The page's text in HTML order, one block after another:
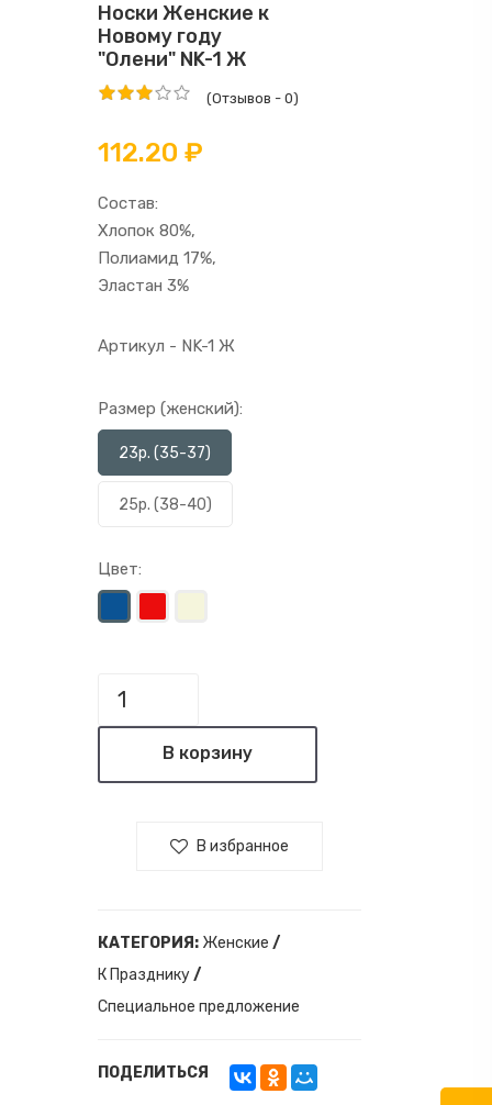
Носки Женские к
Новому году
"Олени" NK-1 Ж
(Отзывов - 0)
112.20 ₽
Состав:
Хлопок 80%,
Полиамид 17%,
Эластан 3%
Артикул - NK-1 Ж
Размер (женский):
23р. (35-37)
25р. (38-40)
Цвет:
В корзину
В избранное
КАТЕГОРИЯ: Женские /
К Празднику/
Специальное предложение
ПОДЕЛИТЬСЯ